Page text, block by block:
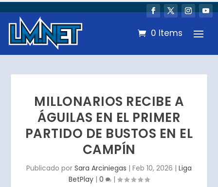
0 Items
MILLONARIOS RECIBE A
ÁGUILAS EN EL PRIMER
PARTIDO DE BUSTOS EN EL
CAMPÍN
Publicado por Sara Arciniegas | Feb 10, 2026 | Liga
BetPlay | 0 |